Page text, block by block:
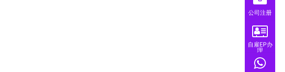
公司注册
自雇EP办
理